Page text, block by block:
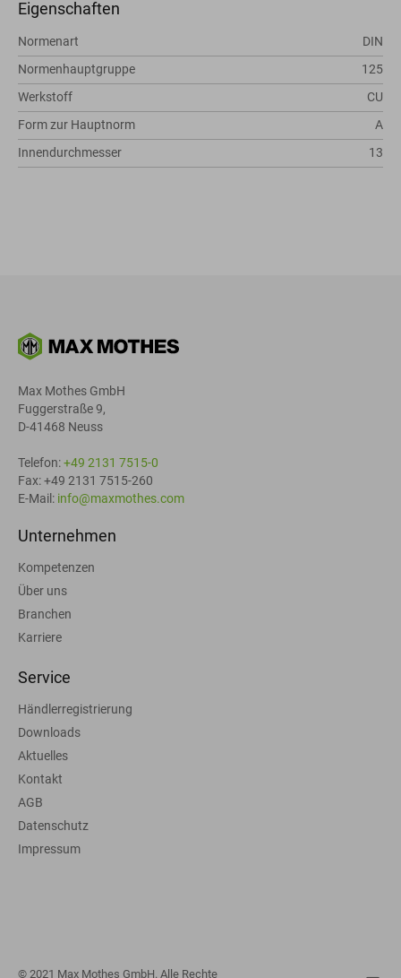
Eigenschaften
Normenart
DIN
Normenhauptgruppe
125
Werkstoff
CU
Form zur Hauptnorm
A
Innendurchmesser
13
Max Mothes GmbH
Fuggerstraße 9,
D-41468 Neuss
Telefon:+49 2131 7515-0
Fax: +49 2131 7515-260
E-Mail: info@maxmothes.com
Unternehmen
Kompetenzen
Über uns
Branchen
Karriere
Service
Händlerregistrierung
Downloads
Aktuelles
Kontakt
AGB
Datenschutz
Impressum
© 2021 Max Mothes GmbH. Alle Rechte